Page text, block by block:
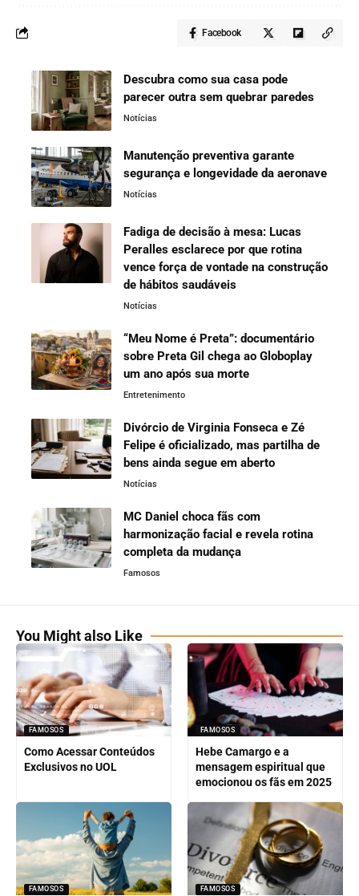
Facebook
Descubra como sua casa pode
parecer outra sem quebrar paredes
Notícias
Manutenção preventiva garante
segurança e longevidade da aeronave
Notícias
Fadiga de decisão à mesa: Lucas
Peralles esclarece por que rotina
vence força de vontade na construção
de hábitos saudáveis
Notícias
“Meu Nome é Preta”: documentário
sobre Preta Gil chega ao Globoplay
um ano após sua morte
Entretenimento
Divórcio de Virginia Fonseca e Zé
Felipe é oficializado, mas partilha de
bens ainda segue em aberto
Notícias
MC Daniel choca fãs com
harmonização facial e revela rotina
completa da mudança
Famosos
You Might also Like
FAMOSOS
Como Acessar Conteúdos
Exclusivos no UOL
FAMOSOS
Hebe Camargo e a
mensagem espiritual que
emocionou os fãs em 2025
FAMOSOS FAMOSOS